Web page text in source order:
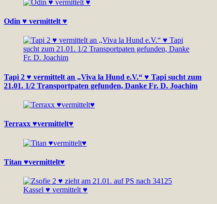
Odin ♥ vermittelt ♥
Tapi 2 ♥ vermittelt an „Viva la Hund e.V.“ ♥ Tapi sucht zum
21.01. 1/2 Transportpaten gefunden, Danke Fr. D. Joachim
Terraxx ♥vermittelt♥
Titan ♥vermittelt♥